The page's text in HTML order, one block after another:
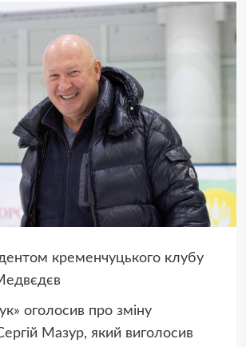
кременчуцького клубу
оголосив про зміну
Мазур, який виголосив